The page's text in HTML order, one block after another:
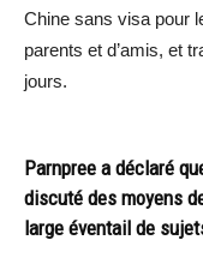
Chine sans visa pour
parents et d’amis, et
jours.
Parnpree a déclaré
discuté des moyens
large éventail de